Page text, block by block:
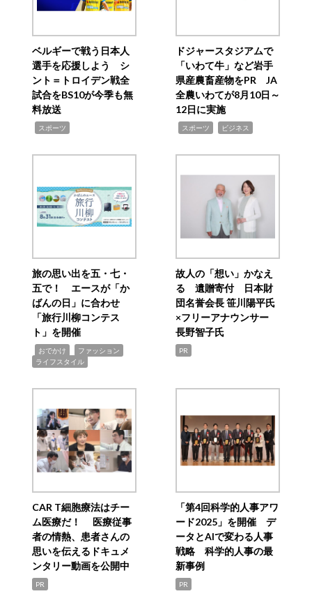
ベルギーで戦う日本人
選手を応援しよう シ
ント＝トロイデン戦全
試合をBS10が今季も無
料放送
スポーツ
ドジャースタジアムで
「いわて牛」など岩手
県産農畜産物をPR JA
全農いわてが8月10日～
12日に実施
スポーツ ビジネス
旅の思い出を五・七・
五で！ エースが「か
ばんの日」に合わせ
「旅行川柳コンテス
ト」を開催
おでかけ ファッション
ライフスタイル
故人の「想い」かなえ
る 遺贈寄付 日本財
団名誉会長 笹川陽平氏
×フリーアナウンサー
長野智子氏
PR
CAR T細胞療法はチー
ム医療だ！ 医療従事
者の情熱、患者さんの
思いを伝えるドキュメ
ンタリー動画を公開中
PR
「第4回科学的人事アワ
ード2025」を開催 デ
ータとAIで変わる人事
戦略 科学的人事の最
新事例
PR